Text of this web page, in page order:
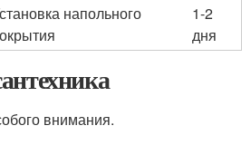
напольного
1-2
дня
внимания.